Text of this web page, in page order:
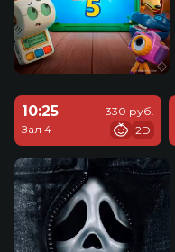
10:25
Зал 4
330 руб.
2D